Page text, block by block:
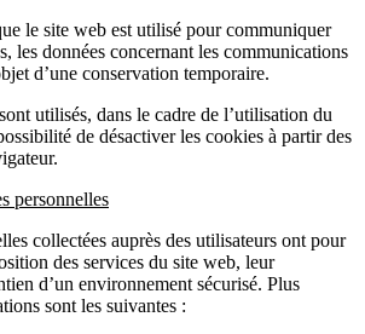
le site web est utilisé pour communiquer
les données concernant les communications
d’une conservation temporaire.
utilisés, dans le cadre de l’utilisation du
de désactiver les cookies à partir des
personnelles
collectées auprès des utilisateurs ont pour
des services du site web, leur
d’un environnement sécurisé. Plus
sont les suivantes :